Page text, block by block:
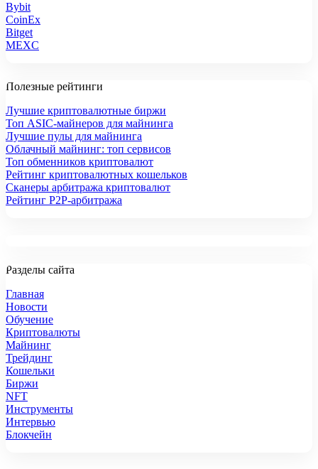
Bybit
CoinEx
Bitget
MEXC
Полезные рейтинги
Лучшие криптовалютные биржи
Топ ASIC-майнеров для майнинга
Лучшие пулы для майнинга
Облачный майнинг: топ сервисов
Топ обменников криптовалют
Рейтинг криптовалютных кошельков
Сканеры арбитража криптовалют
Рейтинг P2P-арбитража
Разделы сайта
Главная
Новости
Обучение
Криптовалюты
Майнинг
Трейдинг
Кошельки
Биржи
NFT
Инструменты
Интервью
Блокчейн